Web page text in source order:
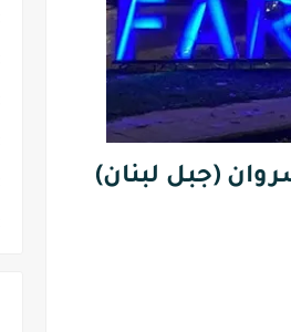
(جبل لبنان)